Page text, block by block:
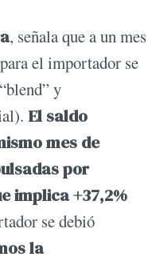
, señala que a un mes
el importador se
y
El saldo
mes de
por
implica +37,2%
se debió
la